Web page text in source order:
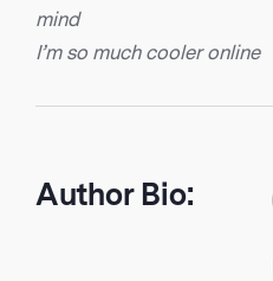
mind
I’m so much cooler online
Author Bio: